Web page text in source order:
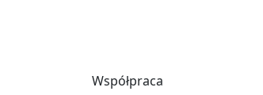
Współpraca